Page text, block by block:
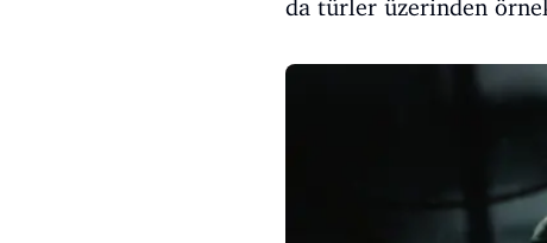
da türler üzerinden